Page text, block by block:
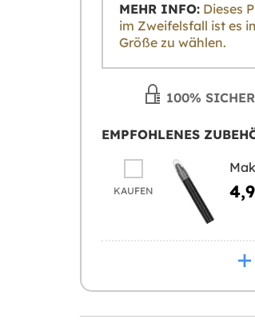
MEHR INFO:Dieses Produkt fällt kleiner aus als üblich,
im Zweifelsfall ist es
Größe zu wählen.
100%
EMPFOHLENES
KAUFEN